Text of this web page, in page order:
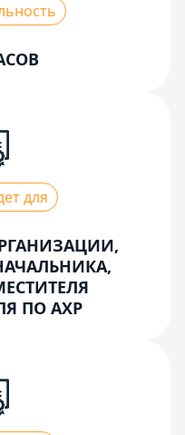
для
ПО АХР